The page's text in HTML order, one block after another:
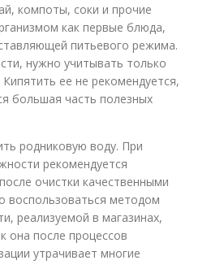
компоты, соки и прочие
как первые блюда,
питьевого режима.
нужно учитывать только
ее не рекомендуется,
большая часть полезных
родниковую воду. При
рекомендуется
очистки качественными
методом
реализуемой в магазинах,
она после процессов
утрачивает многие